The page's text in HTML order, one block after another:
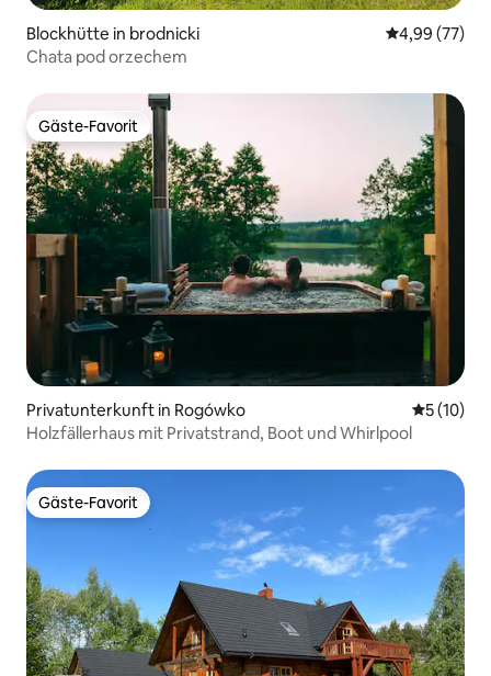
Blockhütte in brodnicki
4,99 (77)
Chata pod orzechem
Gäste-Favorit
Gäste-Favorit
Privatunterkunft in Rogówko
5 (10)
Holzfällerhaus mit Privatstrand, Boot und Whirlpool
Gäste-Favorit
Gäste-Favorit